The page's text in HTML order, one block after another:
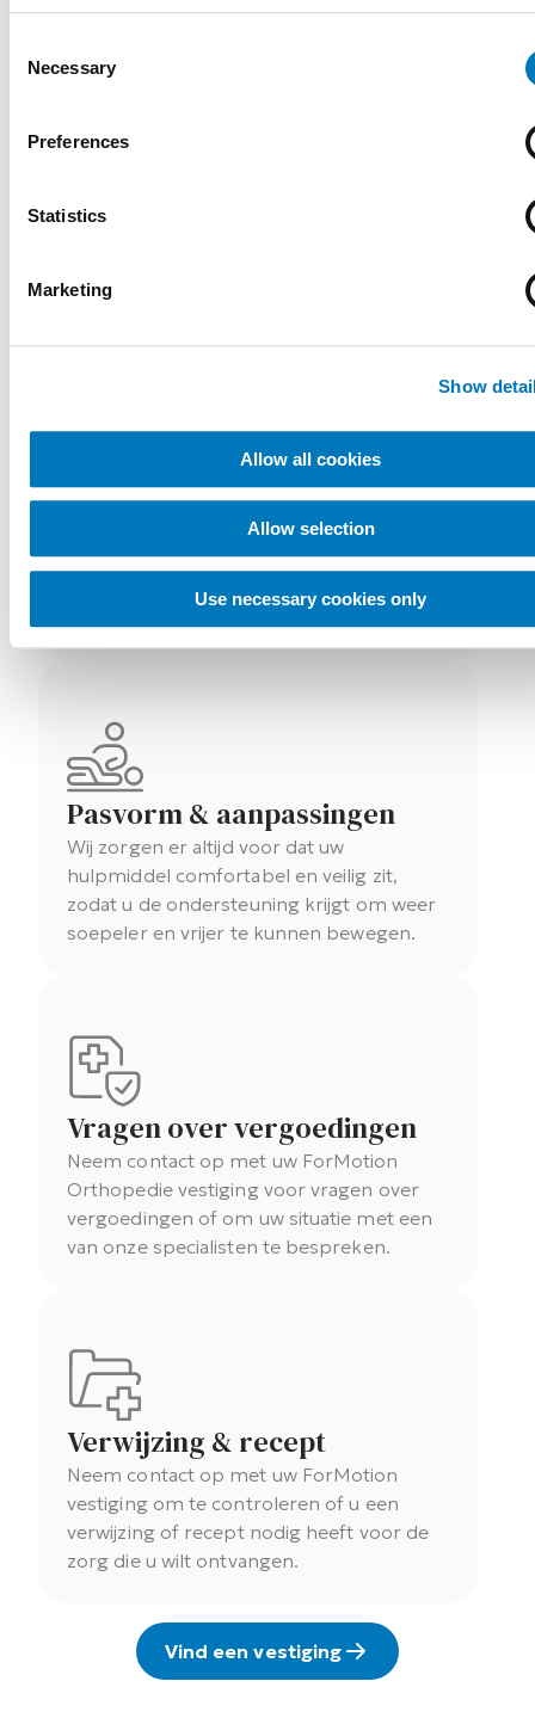
Selection
Necessary
Preferences
Statistics
Marketing
Show
Allow all cookies
Allow selection
Use necessary cookies only
Zorg die is afgestemd
op uw situatie
Bij ForMotion Orthopedie snappen we
kunnen veranderen door de jaren heen.
Eenvoudig een afspraak
Maak snel en eenvoudig een afspraak met
een specialist van ForMotion Orthopedie
Pasvorm & aanpassingen
Wij zorgen er altijd voor dat uw
hulpmiddel comfortabel en veilig zit,
zodat u de ondersteuning krijgt om weer
soepeler en vrijer te kunnen bewegen.
Vragen over vergoedingen
Neem contact op met uw ForMotion
Orthopedie vestiging voor vragen over
vergoedingen of om uw situatie met een
van onze specialisten te bespreken.
Verwijzing & recept
Neem contact op met uw ForMotion
vestiging om te controleren of u een
verwijzing of recept nodig heeft voor de
zorg die u wilt ontvangen.
Vind een vestiging